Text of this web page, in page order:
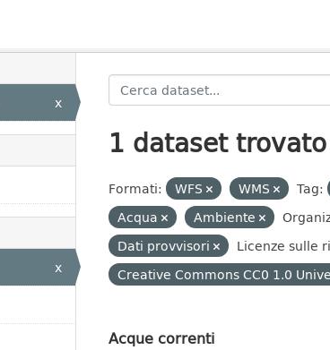
x
x
1 dataset trovato
Formati: WFS WMS Tag:
Acqua
Ambiente
Dati provvisori
Licenze sulle
Creative Commons CC0 1.0
Acque correnti